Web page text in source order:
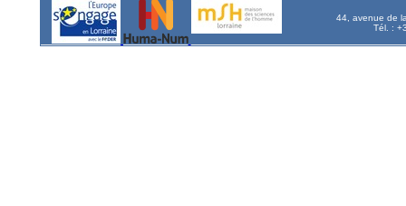
44, avenue de
Tél. :